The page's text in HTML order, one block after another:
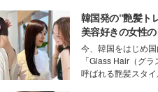
ニオン好き”という
デルの宮城舞と島村
談をお届け！それぞ
ら、今作ならではの
の感動をもたらす
ーについて熱く語
韓国発の“艶髪ト
美容好きの女性
「ヘアケア事情」
今、韓国をはじめ
「Glass Hair（グラ
呼ばれる艶髪スタ